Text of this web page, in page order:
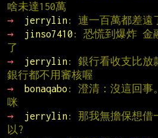
啥未達150萬
→
jerrylin: 連一百萬都差遠
→
jinso7410 : 恐慌到爆炸 金
了
→
jerrylin: 銀行看收支比放
銀行都不用審核喔
→
bonaqabo : 澄清：沒這回事
咪
→
jerrylin: 那我無擔保想借
以?